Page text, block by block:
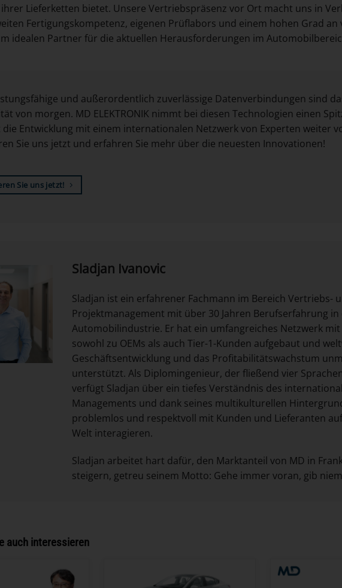
Lieferketten bietet. Unsere Vertriebspräsenz vor Ort macht uns in
Fertigungskompetenz, eigenen Prüflabors und einem hohen Grad an
idealen Partner für die aktuellen Herausforderungen im
und außerordentlich zuverlässige Datenverbindungen sind
von morgen. MD ELEKTRONIK nimmt bei diesen Technologien einen
Entwicklung mit einem internationalen Netzwerk von Experten weiter
Sie uns jetzt und erfahren Sie mehr über die neuesten Innovationen!
Sie uns jetzt!
Sladjan Ivanovic
Sladjan ist ein erfahrener Fachmann im Bereich Vertriebs-
Projektmanagement mit über 30 Jahren Berufserfahrung in
Automobilindustrie. Er hat ein umfangreiches Netzwerk
sowohl zu OEMs als auch Tier-1-Kunden aufgebaut und
Geschäftsentwicklung und das Profitabilitätswachstum
unterstützt. Als Diplomingenieur, der fließend vier
verfügt Sladjan über ein tiefes Verständnis des
Managements und dank seines multikulturellen
problemlos und respektvoll mit Kunden und Lieferanten
Welt interagieren.
Sladjan arbeitet hart dafür, den Marktanteil von MD in
steigern, getreu seinem Motto: Gehe immer voran, gib
auch interessieren